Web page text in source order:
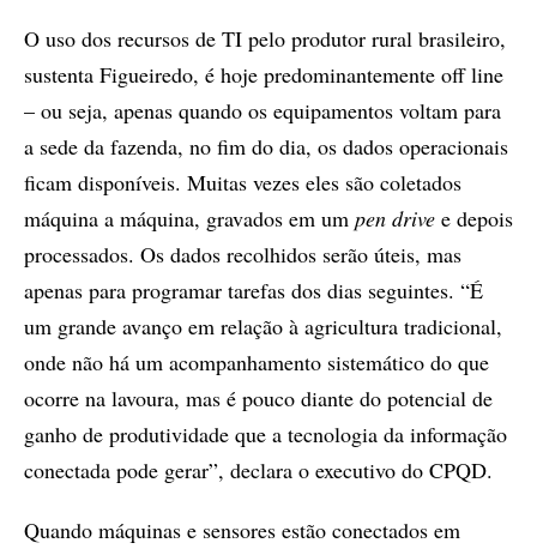
O uso dos recursos de TI pelo produtor rural brasileiro,
sustenta Figueiredo, é hoje predominantemente off line
– ou seja, apenas quando os equipamentos voltam para
a sede da fazenda, no fim do dia, os dados operacionais
ficam disponíveis. Muitas vezes eles são coletados
máquina a máquina, gravados em um pen drive e depois
processados. Os dados recolhidos serão úteis, mas
apenas para programar tarefas dos dias seguintes. “É
um grande avanço em relação à agricultura tradicional,
onde não há um acompanhamento sistemático do que
ocorre na lavoura, mas é pouco diante do potencial de
ganho de produtividade que a tecnologia da informação
conectada pode gerar”, declara o executivo do CPQD.
Quando máquinas e sensores estão conectados em